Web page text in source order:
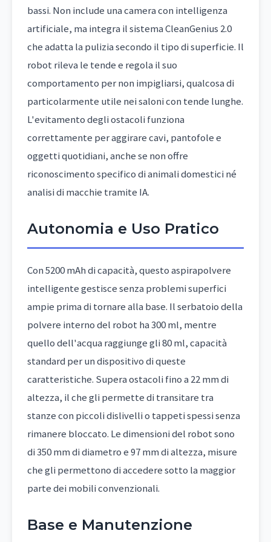
bassi. Non include una camera con intelligenza
artificiale, ma integra il sistema CleanGenius 2.0
che adatta la pulizia secondo il tipo di superficie. Il
robot rileva le tende e regola il suo
comportamento per non impigliarsi, qualcosa di
particolarmente utile nei saloni con tende lunghe.
L'evitamento degli ostacoli funziona
correttamente per aggirare cavi, pantofole e
oggetti quotidiani, anche se non offre
riconoscimento specifico di animali domestici né
analisi di macchie tramite IA.
Autonomia e Uso Pratico
Con 5200 mAh di capacità, questo aspirapolvere
intelligente gestisce senza problemi superfici
ampie prima di tornare alla base. Il serbatoio della
polvere interno del robot ha 300 ml, mentre
quello dell'acqua raggiunge gli 80 ml, capacità
standard per un dispositivo di queste
caratteristiche. Supera ostacoli fino a 22 mm di
altezza, il che gli permette di transitare tra
stanze con piccoli dislivelli o tappeti spessi senza
rimanere bloccato. Le dimensioni del robot sono
di 350 mm di diametro e 97 mm di altezza, misure
che gli permettono di accedere sotto la maggior
parte dei mobili convenzionali.
Base e Manutenzione